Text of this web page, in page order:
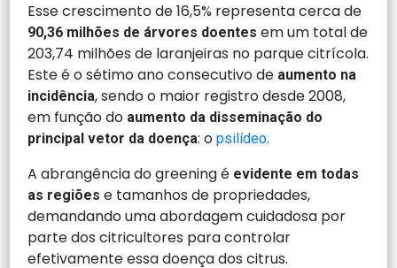
Esse crescimento de 16,5% representa cerca de
90,36 milhões de árvores doentes em um total de
203,74 milhões de laranjeiras no parque citrícola.
Este é o sétimo ano consecutivo de aumento na
incidência, sendo o maior registro desde 2008,
em função do aumento da disseminação do
principal vetor da doença: opsilídeo.
A abrangência do greening é evidente em todas
as regiões e tamanhos de propriedades,
demandando uma abordagem cuidadosa por
parte dos citricultores para controlar
efetivamente essa doença dos citrus.